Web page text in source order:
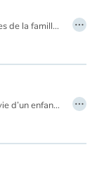
Depuis des générations, les hommes de la famille de Omar sont bergers de père en fils. Ils élèvent des moutons Barbarin, en Tunisie. Mais le jeune garçon, lui, rêve d’être tisserand. Or ce métier a toujours été exercé par des femmes, et le père de Omar s’oppose fermement à la décision de son fils.
…
Huit tableaux. Huit épisodes de la vie d’un enfant, en marche vers l’âge adulte. Huit chapitres qui se répondent et tournent autour du même questionnement : Qui est-il ? Un amoureux qui, à 8 ans, a commis un acte impardonnable ? Un cancre si désespérant qu’on inventa pour lui les notes négatives ? Un intrus, un fraudeur, un imposteur ? Un courageux qui se révolte quand il le faut ? Un lâche qui obéit même s’il désapprouve ? Un éventuel rugbyman ? Un improbable footballeur ? Un délateur responsable d’un abominable châtiment corporel...
…